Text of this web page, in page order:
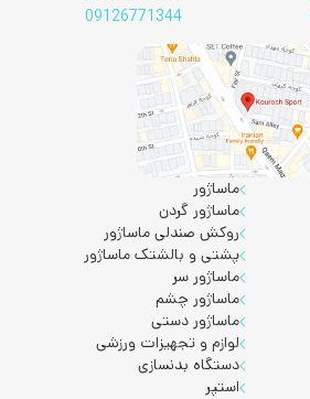
09126771344
ماساژور
ماساژور گردن
روکش صندلی ماساژور
پشتی و بالشتک ماساژور
ماساژور سر
ماساژور چشم
ماساژور دستی
لوازم و تجهیزات ورزشی
دستگاه بدنسازی
استپر